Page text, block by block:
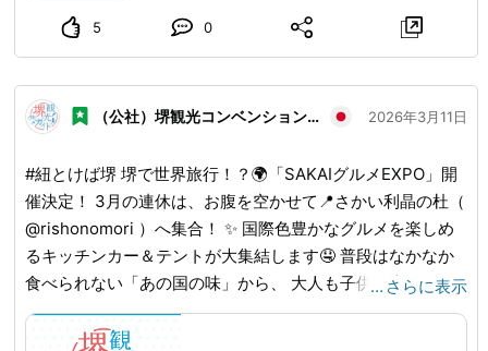
5 0
（公社）堺観光コンベンション協会 2026年3月11日
#紐とけば堺 堺で世界旅行！？🌍「SAKAIグルメEXPO」開
催決定！ 3月の連休は、お腹を空かせて📍さかい利晶の杜（
@rishonomori ）へ集合！ ✨ 国際色豊かなグルメを楽しめ
るキッチンカー＆テントが大集結します🤤 普段はなかなか
食べられない「あの国の味」から、 大人も子供も大好きな
定番メニューまで。 キッチンカー6台とテント出店2店舗
が、 できたての美味しさをお届けします！🚚💨 開放的な屋
… さらに表示